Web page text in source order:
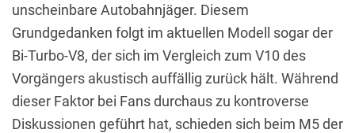
unscheinbare Autobahnjäger. Diesem
Grundgedanken folgt im aktuellen Modell sogar der
Bi-Turbo-V8, der sich im Vergleich zum V10 des
Vorgängers akustisch auffällig zurück hält. Während
dieser Faktor bei Fans durchaus zu kontroverse
Diskussionen geführt hat, schieden sich beim M5 der